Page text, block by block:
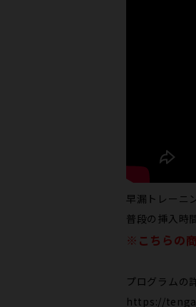
早漏トレーニ
普段の挿入時
※こちらの​
プログラムの
https://